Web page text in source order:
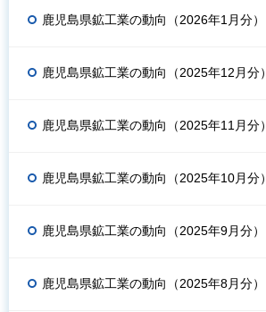
鹿児島県鉱工業の動向（2026年1月分）
鹿児島県鉱工業の動向（2025年12月分）
鹿児島県鉱工業の動向（2025年11月分）
鹿児島県鉱工業の動向（2025年10月分）
鹿児島県鉱工業の動向（2025年9月分）
鹿児島県鉱工業の動向（2025年8月分）